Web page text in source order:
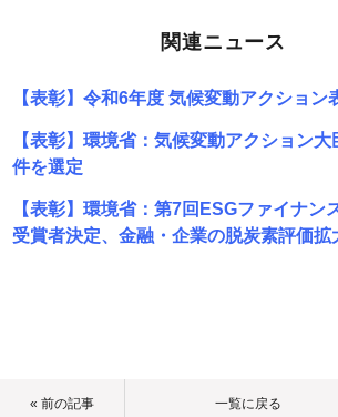
関連ニュース
【表彰】令和6年度 気候変動アクション
【表彰】環境省：気候変動アクション
件を選定
【表彰】環境省：第7回ESGファイナン
受賞者決定、金融・企業の脱炭素評価拡
« 前の記事 一覧に戻る